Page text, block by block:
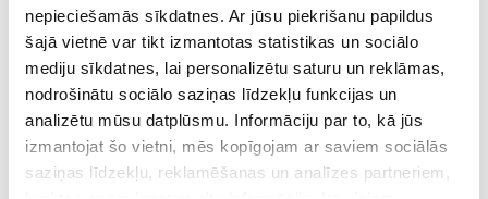
nepieciešamās sīkdatnes. Ar jūsu piekrišanu papildus
šajā vietnē var tikt izmantotas statistikas un sociālo
mediju sīkdatnes, lai personalizētu saturu un reklāmas,
nodrošinātu sociālo saziņas līdzekļu funkcijas un
analizētu mūsu datplūsmu. Informāciju par to, kā jūs
izmantojat šo vietni, mēs kopīgojam ar saviem sociālās
saziņas līdzekļu, reklamēšanas un analīzes partneriem,
Pirkt
Page 1 of 10